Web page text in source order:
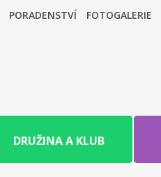
PORADENSTVÍ FOTOGALERIE
DRUŽINA A KLUB